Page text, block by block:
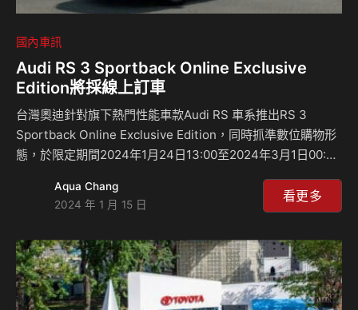
國內車訊
Audi RS 3 Sportback Online Exclusive
Edition將採線上訂車
台灣奧迪針對旗下熱門性能車款Audi RS 車系推出RS 3
Sportback Online Exclusive Edition，同時抓準數位購物形
態，於限定期間2024年1月24日13:00至2024年3月1日00:00
Sportback Online Exclusive Edition 以黑色外觀套件打造跑
格外觀，結合19吋鑄造鋁合金輪圈與搭載雙出黑色高光澤尾飾
馳綠及蒼鷹灰三種車色選擇。車室座艙呼應外觀風格，以綴有
紅色或綠色縫線的Alcantara 方向盤、…
Aqua Chang
2024 年 1 月 15 日
看更多